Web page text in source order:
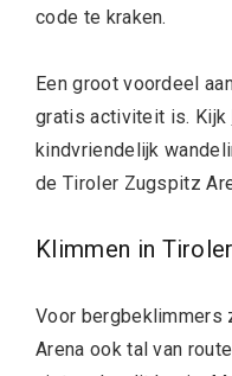
code te kraken.
Een groot voordeel
gratis activiteit is. Kijk
kindvriendelijk
de Tiroler Zugspitz
Klimmen in
Voor bergbeklimmers
Arena ook tal van